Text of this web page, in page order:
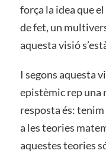
força la idea que
de fet, un
aquesta visió
I segons aquesta
epistèmic rep una
resposta és:
a les teories
aquestes teories